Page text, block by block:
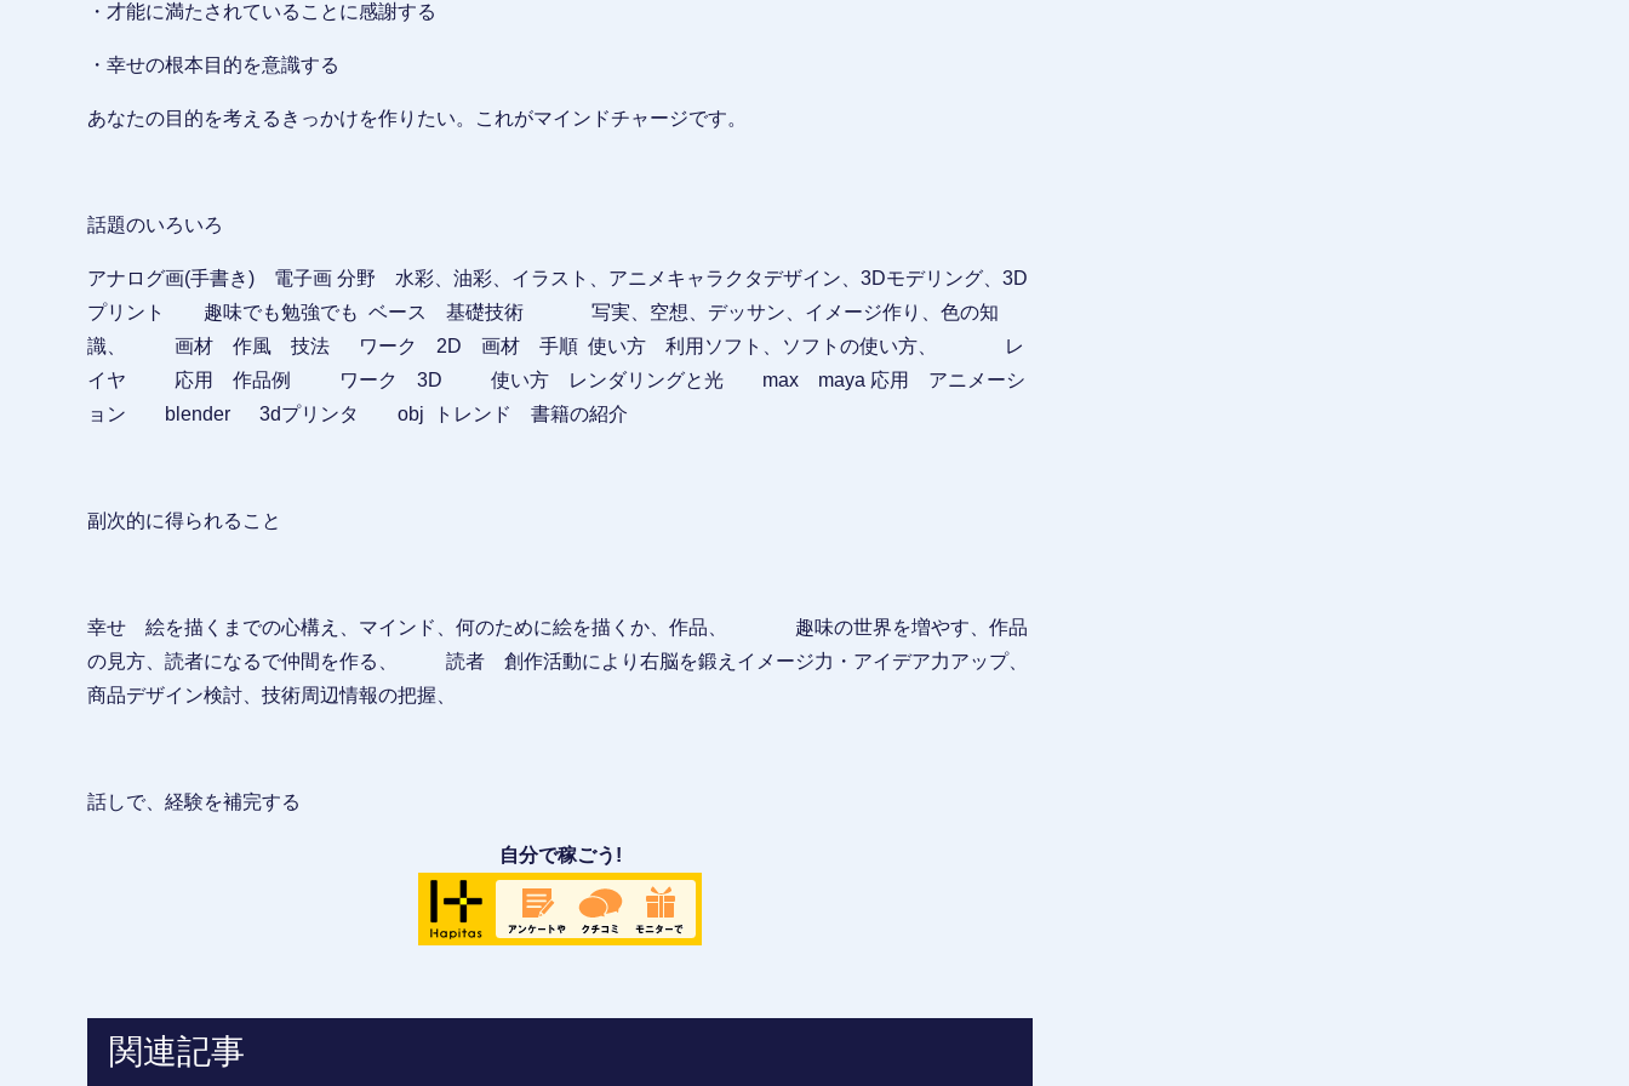
・才能に満たされていることに感謝する
・幸せの根本目的を意識する
あなたの目的を考えるきっかけを作りたい。これがマインドチャージです。
話題のいろいろ
アナログ画(手書き) 電子画 分野 水彩、油彩、イラスト、アニメキャラクタデザイン、3Dモデリング、3D
プリント 趣味でも勉強でも ベース 基礎技術 写実、空想、デッサン、イメージ作り、色の知
識、 画材 作風 技法 ワーク 2D 画材 手順 使い方 利用ソフト、ソフトの使い方、 レ
イヤ 応用 作品例 ワーク 3D 使い方 レンダリングと光 max maya 応用 アニメーシ
ョン blender 3dプリンタ obj トレンド 書籍の紹介
副次的に得られること
幸せ 絵を描くまでの心構え、マインド、何のために絵を描くか、作品、 趣味の世界を増やす、作品
の見方、読者になるで仲間を作る、 読者 創作活動により右脳を鍛えイメージ力・アイデア力アップ、
商品デザイン検討、技術周辺情報の把握、
話しで、経験を補完する
自分で稼ごう!
関連記事